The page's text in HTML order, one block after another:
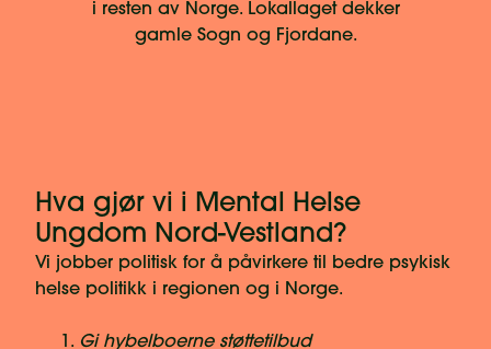
i resten av Norge. Lokallaget dekker
gamle Sogn og Fjordane.
Hva gjør vi i Mental Helse
Ungdom Nord-Vestland?
Vi jobber politisk for å påvirkere til bedre psykisk
helse politikk i regionen og i Norge.
Gi hybelboerne støttetilbud